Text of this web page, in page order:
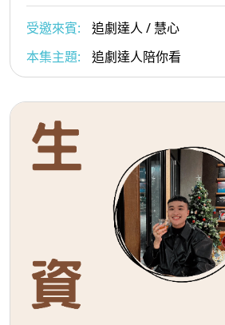
受邀來賓:
追劇達人 / 慧心
本集主題:
追劇達人陪你看